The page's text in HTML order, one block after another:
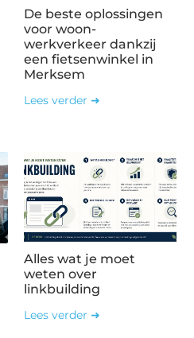
De beste oplossingen
voor woon-
werkverkeer dankzij
een fietsenwinkel in
Merksem
Lees verder ➜
Alles wat je moet
weten over
linkbuilding
Lees verder ➜